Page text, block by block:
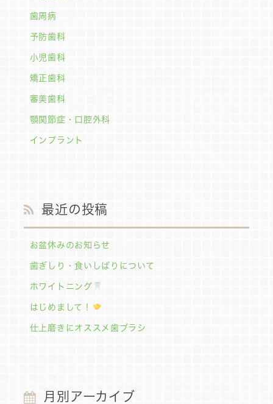
歯周病
予防歯科
小児歯科
矯正歯科
審美歯科
顎関節症・口腔外科
インプラント
最近の投稿
お盆休みのお知らせ
歯ぎしり・食いしばりについて
ホワイトニング
はじめまして！
仕上磨きにオススメ歯ブラシ
月別アーカイブ